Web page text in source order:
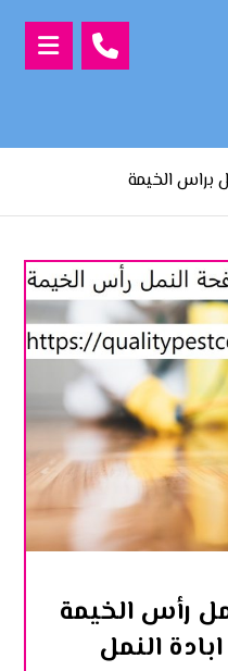
براس الخيمة
رأس الخيمة